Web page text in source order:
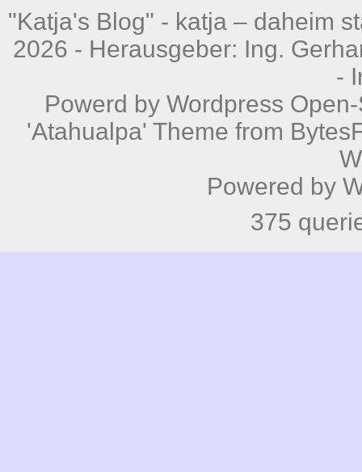
"Katja's Blog" - katja – daheim
2026 - Herausgeber: Ing.
-
Powerd by Wordpress
'Atahualpa' Theme from
Powered by
375